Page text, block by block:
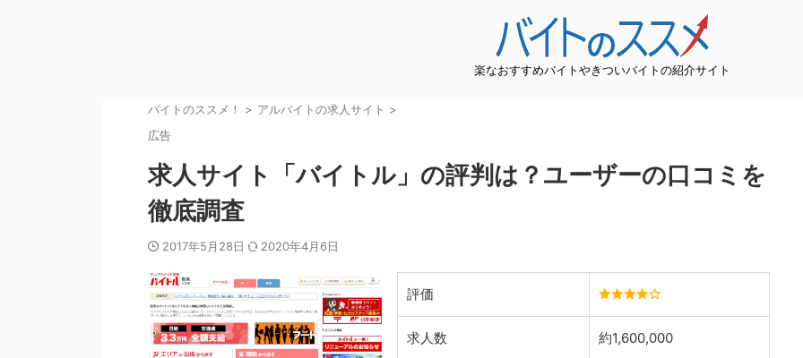
楽なおすすめバイトやきついバイトの紹介サイト
バイトのススメ！ > アルバイトの求人サイト >
広告
求人サイト「バイトル」の評判は？ユーザーの口コミを
徹底調査
2017年5月28日 2020年4月6日
評価
求人数 約1,600,000